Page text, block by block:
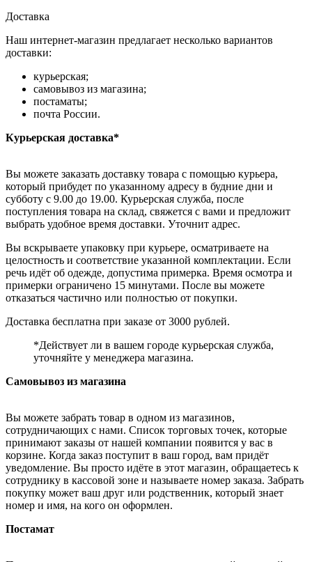
Доставка
Наш интернет-магазин предлагает несколько вариантов
доставки:
курьерская;
самовывоз из магазина;
постаматы;
почта России.
Курьерская доставка*
Вы можете заказать доставку товара с помощью курьера,
который прибудет по указанному адресу в будние дни и
субботу с 9.00 до 19.00. Курьерская служба, после
поступления товара на склад, свяжется с вами и предложит
выбрать удобное время доставки. Уточнит адрес.
Вы вскрываете упаковку при курьере, осматриваете на
целостность и соответствие указанной комплектации. Если
речь идёт об одежде, допустима примерка. Время осмотра и
примерки ограничено 15 минутами. После вы можете
отказаться частично или полностью от покупки.
Доставка бесплатна при заказе от 3000 рублей.
*Действует ли в вашем городе курьерская служба,
уточняйте у менеджера магазина.
Самовывоз из магазина
Вы можете забрать товар в одном из магазинов,
сотрудничающих с нами. Список торговых точек, которые
принимают заказы от нашей компании появится у вас в
корзине. Когда заказ поступит в ваш город, вам придёт
уведомление. Вы просто идёте в этот магазин, обращаетесь к
сотруднику в кассовой зоне и называете номер заказа. Забрать
покупку может ваш друг или родственник, который знает
номер и имя, на кого он оформлен.
Постамат